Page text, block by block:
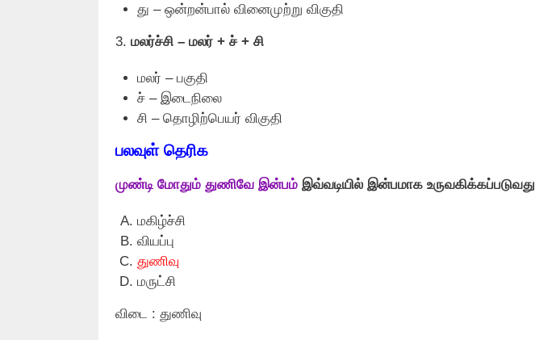
து – ஒன்றன்பால் வினைமுற்று விகுதி
3. மலர்ச்சி – மலர் + ச் + சி
மலர் – பகுதி
ச் – இடைநிலை
சி – தொழிற்பெயர் விகுதி
பலவுள் தெரிக
முண்டி மோதும் துணிவே இன்பம் இவ்வடியில் இன்பமாக உருவகிக்கப்படுவது
மகிழ்ச்சி
வியப்பு
துணிவு
மருட்சி
விடை : துணிவு